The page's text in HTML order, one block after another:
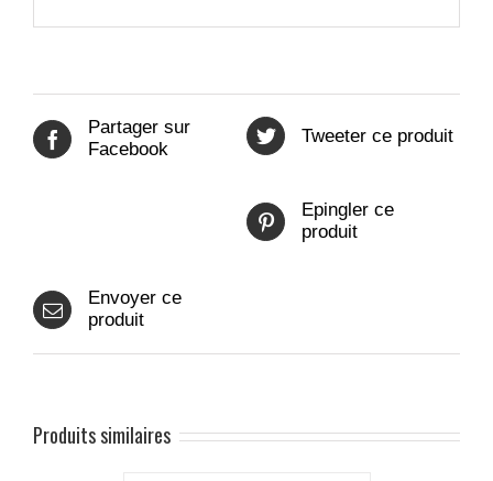
Partager sur
Facebook
Tweeter ce produit
Epingler ce
produit
Envoyer ce
produit
Produits similaires